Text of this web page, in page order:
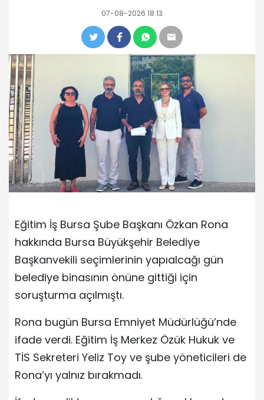
07-08-2026 18:13
Eğitim İş Bursa Şube Başkanı Özkan Rona
hakkında Bursa Büyükşehir Belediye
Başkanvekili seçimlerinin yapıalcağı gün
belediye binasının önüne gittiği için
soruşturma açılmıştı.
Rona bugün Bursa Emniyet Müdürlüğü’nde
ifade verdi. Eğitim İş Merkez Özük Hukuk ve
TİS Sekreteri Yeliz Toy ve şube yöneticileri de
Rona’yı yalnız bırakmadı.